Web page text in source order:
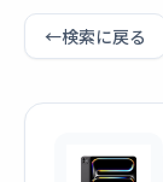
←検索に戻る